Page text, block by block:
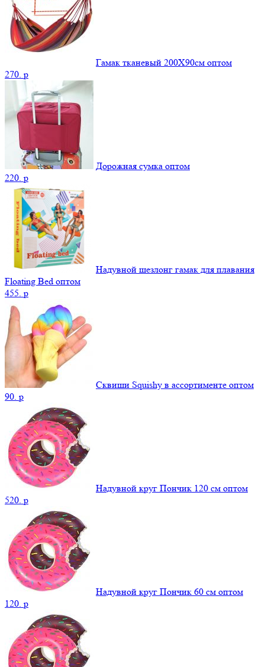
Гамак тканевый 200Х90см оптом
270. p
Дорожная сумка оптом
220. p
Надувной шезлонг гамак для плавания
Floating Bed оптом
455. p
Сквиши Squishy в ассортименте оптом
90. p
Надувной круг Пончик 120 см оптом
520. p
Надувной круг Пончик 60 см оптом
120. p